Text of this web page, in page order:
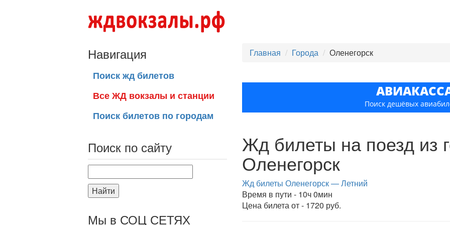
Главная Города Оленегорск
Поиск дешёвых
Жд билеты на поезд из
Оленегорск
Жд билеты Оленегорск — Летний
Время в пути - 10ч 0мин
Цена билета от - 1720 руб.
Навигация
Поиск жд билетов
Все ЖД вокзалы и станции
Поиск билетов по городам
Поиск по сайту
Найти
Мы в СОЦ СЕТЯХ